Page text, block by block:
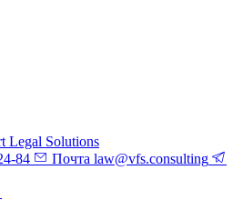
Legal Solutions
84 Почта law@vfs.consulting